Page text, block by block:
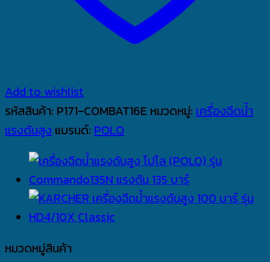
Add to wishlist
รหัสสินค้า: P171-COMBAT16E หมวดหมู่: เครื่องฉีดน้ำ
แรงดันสูง แบรนด์: POLO
หมวดหมู่สินค้า